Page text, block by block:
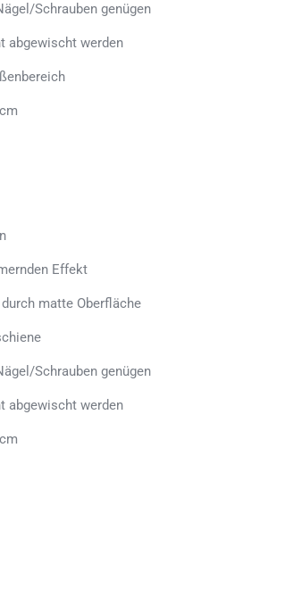
Schrauben genügen
abgewischt werden
Effekt
matte Oberfläche
Schrauben genügen
abgewischt werden